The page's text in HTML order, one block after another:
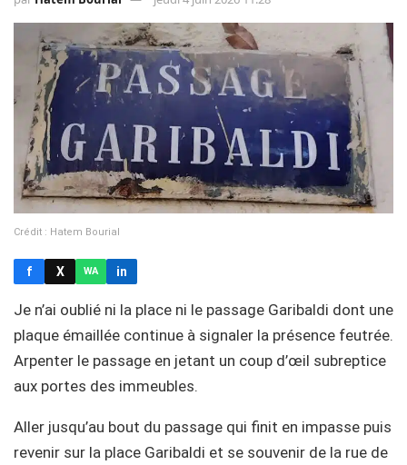
Crédit : Hatem Bourial
f X WA in
Je n’ai oublié ni la place ni le passage Garibaldi dont une
plaque émaillée continue à signaler la présence feutrée.
Arpenter le passage en jetant un coup d’œil subreptice
aux portes des immeubles.
Aller jusqu’au bout du passage qui finit en impasse puis
revenir sur la place Garibaldi et se souvenir de la rue de